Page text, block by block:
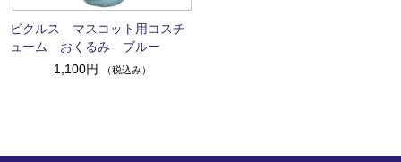
ピクルス マスコット用コスチ
ューム おくるみ ブルー
1,100円
（税込み）